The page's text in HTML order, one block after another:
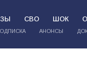
СВО ШОК
АНОНСЫ